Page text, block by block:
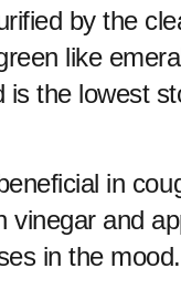
by the
like
the lowest
in
and
in the